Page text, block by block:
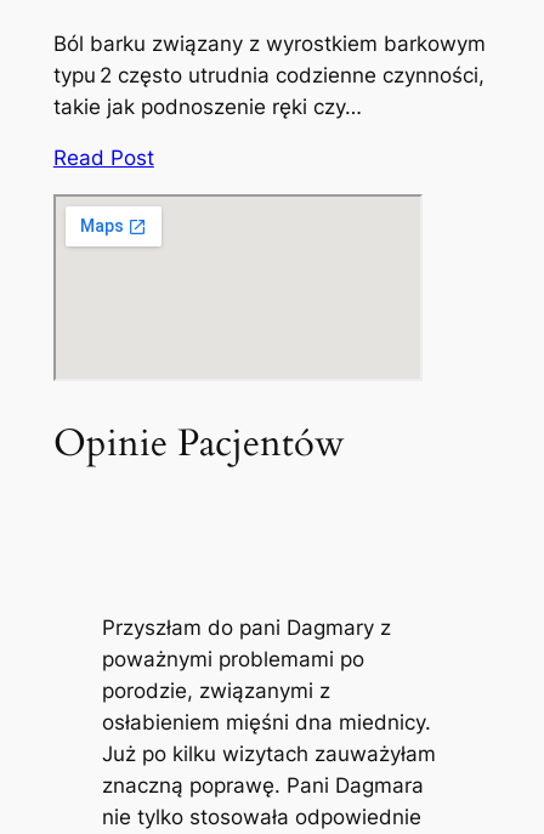
Ból barku związany z wyrostkiem barkowym
typu 2 często utrudnia codzienne czynności,
takie jak podnoszenie ręki czy…
Read Post
Opinie Pacjentów
Przyszłam do pani Dagmary z
poważnymi problemami po
porodzie, związanymi z
osłabieniem mięśni dna miednicy.
Już po kilku wizytach zauważyłam
znaczną poprawę. Pani Dagmara
nie tylko stosowała odpowiednie